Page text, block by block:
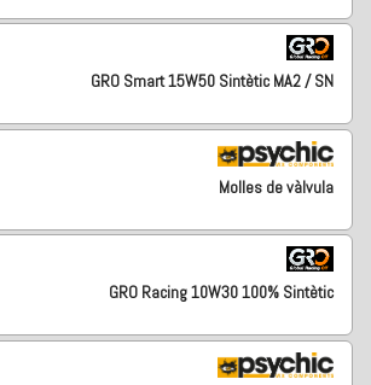
GRO Smart 15W50 Sintètic MA2 / SN
Molles de vàlvula
GRO Racing 10W30 100% Sintètic